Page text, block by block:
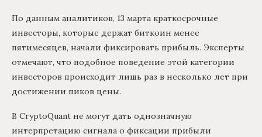
По данным аналитиков, 13 марта краткосрочные
инвесторы, которые держат биткоин менее
пятимесяцев, начали фиксировать прибыль. Эксперты
отмечают, что подобное поведение этой категории
инвесторов происходит лишь раз в несколько лет при
достижении пиков цены.
В CryptoQuant не могут дать однозначную
интерпретацию сигнала о фиксации прибыли